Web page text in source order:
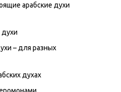
арабские духи
– для разных
духах